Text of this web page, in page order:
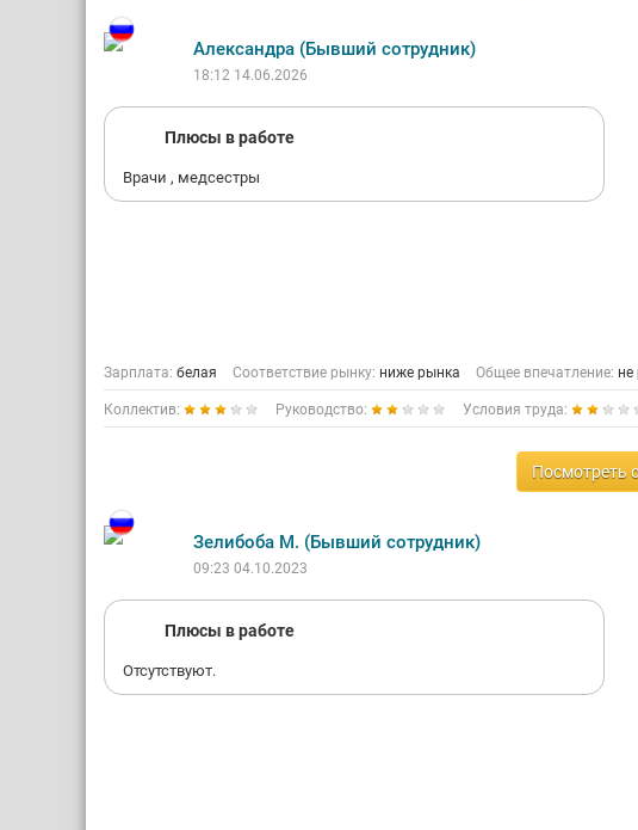
Александра (Бывший сотрудник)
18:12 14.06.2026
Плюсы в работе
Врачи , медсестры
Зарплата: белая Соответствие рынку: ниже рынка Общее впечатление: не
Коллектив: Руководство: Условия труда:
Посмотреть
Зелибоба М. (Бывший сотрудник)
09:23 04.10.2023
Плюсы в работе
Отсутствуют.